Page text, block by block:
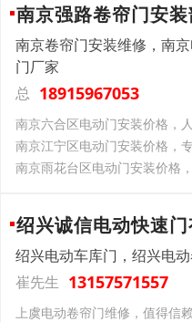
南京强路卷帘门安
南京卷帘门安装维修，南
门厂家
总 18915967053
南京六合区电动门安装价格，
南京江宁区电动门安装价格，
南京雨花台区电动门安装价格
绍兴诚信电动快速
绍兴电动车库门，绍兴电
崔先生 13157571557
上虞电动卷帘门维修，值得信